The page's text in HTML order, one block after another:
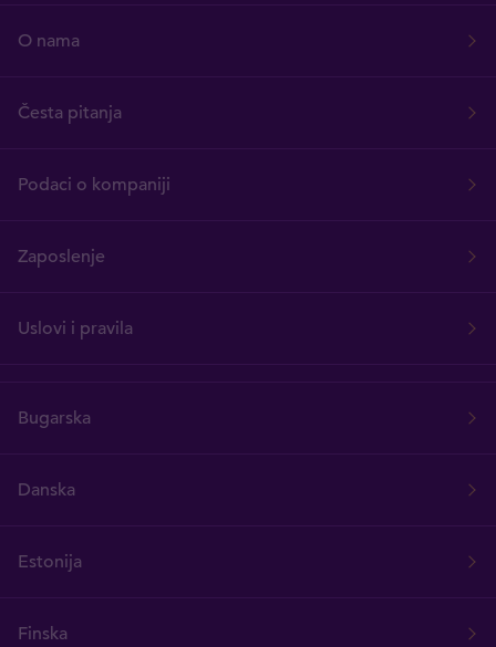
O nama
Česta pitanja
Podaci o kompaniji
Zaposlenje
Uslovi i pravila
Bugarska
Danska
Estonija
Finska